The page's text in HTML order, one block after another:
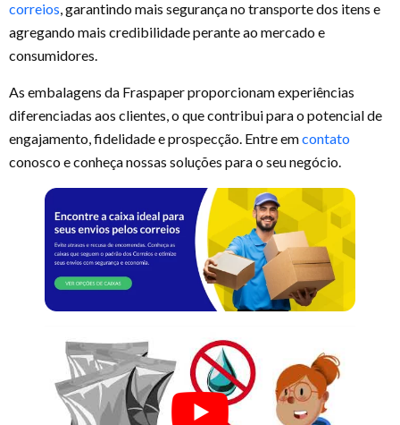
correios, garantindo mais segurança no transporte dos itens e
agregando mais credibilidade perante ao mercado e
consumidores.
As embalagens da Fraspaper proporcionam experiências
diferenciadas aos clientes, o que contribui para o potencial de
engajamento, fidelidade e prospecção. Entre emcontato
conosco e conheça nossas soluções para o seu negócio.